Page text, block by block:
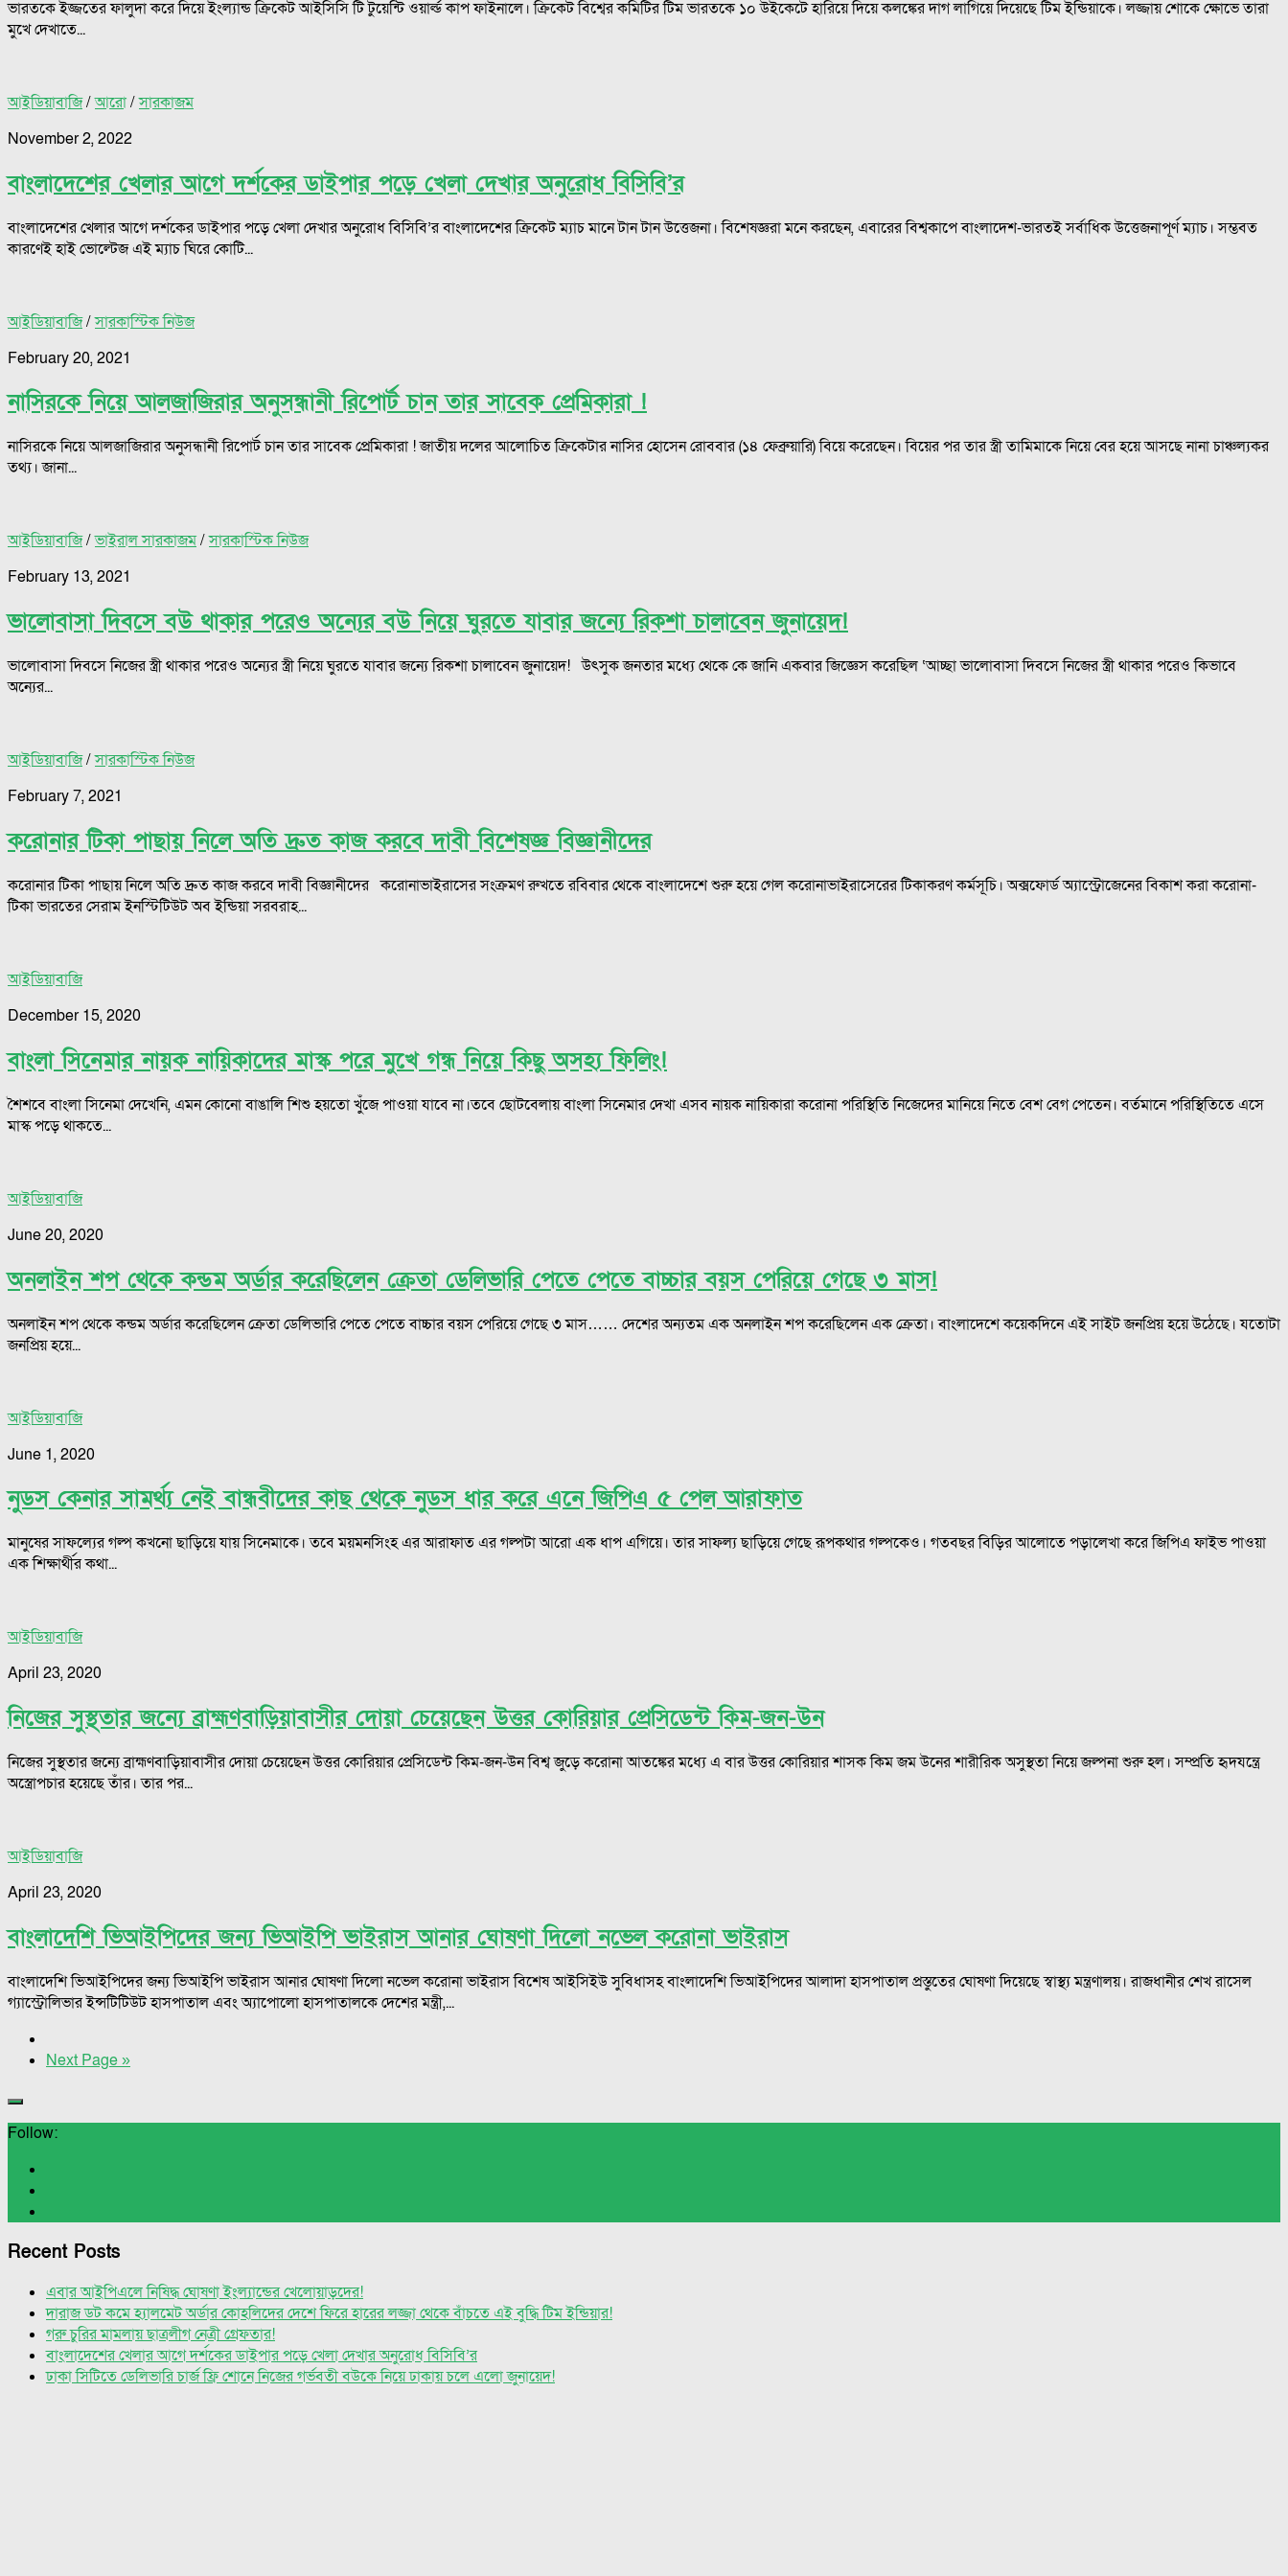
ভারতকে ইজ্জতের ফালুদা করে দিয়ে ইংল্যান্ড ক্রিকেট আইসিসি টি টুয়েন্টি ওয়ার্ল্ড কাপ ফাইনালে। ক্রিকেট বিশ্বের কমিটির টিম ভারতকে ১০ উইকেটে হারিয়ে দিয়ে কলঙ্কের দাগ লাগিয়ে দিয়েছে টিম ইন্ডিয়াকে। লজ্জায় শোকে ক্ষোভে তারা
মুখে দেখাতে...
আইডিয়াবাজি/আরো/সারকাজম
November 2, 2022
বাংলাদেশের খেলার আগে দর্শকের ডাইপার পড়ে খেলা দেখার অনুরোধ বিসিবি’র
বাংলাদেশের খেলার আগে দর্শকের ডাইপার পড়ে খেলা দেখার অনুরোধ বিসিবি’র বাংলাদেশের ক্রিকেট ম্যাচ মানে টান টান উত্তেজনা। বিশেষজ্ঞরা মনে করছেন, এবারের বিশ্বকাপে বাংলাদেশ-ভারতই সর্বাধিক উত্তেজনাপূর্ণ ম্যাচ। সম্ভবত
কারণেই হাই ভোল্টেজ এই ম্যাচ ঘিরে কোটি...
আইডিয়াবাজি/সারকাস্টিক নিউজ
February 20, 2021
নাসিরকে নিয়ে আলজাজিরার অনুসন্ধানী রিপোর্ট চান তার সাবেক প্রেমিকারা !
নাসিরকে নিয়ে আলজাজিরার অনুসন্ধানী রিপোর্ট চান তার সাবেক প্রেমিকারা ! জাতীয় দলের আলোচিত ক্রিকেটার নাসির হোসেন রোববার (১৪ ফেব্রুয়ারি) বিয়ে করেছেন। বিয়ের পর তার স্ত্রী তামিমাকে নিয়ে বের হয়ে আসছে নানা চাঞ্চল্যকর
তথ্য। জানা...
আইডিয়াবাজি/ভাইরাল সারকাজম/সারকাস্টিক নিউজ
February 13, 2021
ভালোবাসা দিবসে বউ থাকার পরেও অন্যের বউ নিয়ে ঘুরতে যাবার জন্যে রিকশা চালাবেন জুনায়েদ!
ভালোবাসা দিবসে নিজের স্ত্রী থাকার পরেও অন্যের স্ত্রী নিয়ে ঘুরতে যাবার জন্যে রিকশা চালাবেন জুনায়েদ! উৎসুক জনতার মধ্যে থেকে কে জানি একবার জিজ্ঞেস করেছিল ‘আচ্ছা ভালোবাসা দিবসে নিজের স্ত্রী থাকার পরেও কিভাবে
অন্যের...
আইডিয়াবাজি/সারকাস্টিক নিউজ
February 7, 2021
করোনার টিকা পাছায় নিলে অতি দ্রুত কাজ করবে দাবী বিশেষজ্ঞ বিজ্ঞানীদের
করোনার টিকা পাছায় নিলে অতি দ্রুত কাজ করবে দাবী বিজ্ঞানীদের করোনাভাইরাসের সংক্রমণ রুখতে রবিবার থেকে বাংলাদেশে শুরু হয়ে গেল করোনাভাইরাসেরের টিকাকরণ কর্মসূচি। অক্সফোর্ড অ্যাস্ট্রোজেনের বিকাশ করা করোনা-
টিকা ভারতের সেরাম ইনস্টিটিউট অব ইন্ডিয়া সরবরাহ...
আইডিয়াবাজি
December 15, 2020
বাংলা সিনেমার নায়ক নায়িকাদের মাস্ক পরে মুখে গন্ধ নিয়ে কিছু অসহ্য ফিলিং!
শৈশবে বাংলা সিনেমা দেখেনি, এমন কোনো বাঙালি শিশু হয়তো খুঁজে পাওয়া যাবে না।তবে ছোটবেলায় বাংলা সিনেমার দেখা এসব নায়ক নায়িকারা করোনা পরিস্থিতি নিজেদের মানিয়ে নিতে বেশ বেগ পেতেন। বর্তমানে পরিস্থিতিতে এসে
মাস্ক পড়ে থাকতে...
আইডিয়াবাজি
June 20, 2020
অনলাইন শপ থেকে কন্ডম অর্ডার করেছিলেন ক্রেতা ডেলিভারি পেতে পেতে বাচ্চার বয়স পেরিয়ে গেছে ৩ মাস!
অনলাইন শপ থেকে কন্ডম অর্ডার করেছিলেন ক্রেতা ডেলিভারি পেতে পেতে বাচ্চার বয়স পেরিয়ে গেছে ৩ মাস…… দেশের অন্যতম এক অনলাইন শপ করেছিলেন এক ক্রেতা। বাংলাদেশে কয়েকদিনে এই সাইট জনপ্রিয় হয়ে উঠেছে। যতোটা
জনপ্রিয় হয়ে...
আইডিয়াবাজি
June 1, 2020
নুডস কেনার সামর্থ্য নেই বান্ধবীদের কাছ থেকে নুডস ধার করে এনে জিপিএ ৫ পেল আরাফাত
মানুষের সাফল্যের গল্প কখনো ছাড়িয়ে যায় সিনেমাকে। তবে ময়মনসিংহ এর আরাফাত এর গল্পটা আরো এক ধাপ এগিয়ে। তার সাফল্য ছাড়িয়ে গেছে রূপকথার গল্পকেও। গতবছর বিড়ির আলোতে পড়ালেখা করে জিপিএ ফাইভ পাওয়া
এক শিক্ষার্থীর কথা...
আইডিয়াবাজি
April 23, 2020
নিজের সুস্থতার জন্যে ব্রাহ্মণবাড়িয়াবাসীর দোয়া চেয়েছেন উত্তর কোরিয়ার প্রেসিডেন্ট কিম-জন-উন
নিজের সুস্থতার জন্যে ব্রাহ্মণবাড়িয়াবাসীর দোয়া চেয়েছেন উত্তর কোরিয়ার প্রেসিডেন্ট কিম-জন-উন বিশ্ব জুড়ে করোনা আতঙ্কের মধ্যে এ বার উত্তর কোরিয়ার শাসক কিম জম উনের শারীরিক অসুস্থতা নিয়ে জল্পনা শুরু হল। সম্প্রতি হৃদযন্ত্রে
অস্ত্রোপচার হয়েছে তাঁর। তার পর...
আইডিয়াবাজি
April 23, 2020
বাংলাদেশি ভিআইপিদের জন্য ভিআইপি ভাইরাস আনার ঘোষণা দিলো নভেল করোনা ভাইরাস
বাংলাদেশি ভিআইপিদের জন্য ভিআইপি ভাইরাস আনার ঘোষণা দিলো নভেল করোনা ভাইরাস বিশেষ আইসিইউ সুবিধাসহ বাংলাদেশি ভিআইপিদের আলাদা হাসপাতাল প্রস্তুতের ঘোষণা দিয়েছে স্বাস্থ্য মন্ত্রণালয়। রাজধানীর শেখ রাসেল
গ্যাস্ট্রোলিভার ইন্সটিটিউট হাসপাতাল এবং অ্যাপোলো হাসপাতালকে দেশের মন্ত্রী,...
Next Page »
Follow:
Recent Posts
এবার আইপিএলে নিষিদ্ধ ঘোষণা ইংল্যান্ডের খেলোয়াড়দের!
দারাজ ডট কমে হ্যালমেট অর্ডার কোহলিদের দেশে ফিরে হারের লজ্জা থেকে বাঁচতে এই বুদ্ধি টিম ইন্ডিয়ার!
গরু চুরির মামলায় ছাত্রলীগ নেত্রী গ্রেফতার!
বাংলাদেশের খেলার আগে দর্শকের ডাইপার পড়ে খেলা দেখার অনুরোধ বিসিবি’র
ঢাকা সিটিতে ডেলিভারি চার্জ ফ্রি শোনে নিজের গর্ভবতী বউকে নিয়ে ঢাকায় চলে এলো জুনায়েদ!